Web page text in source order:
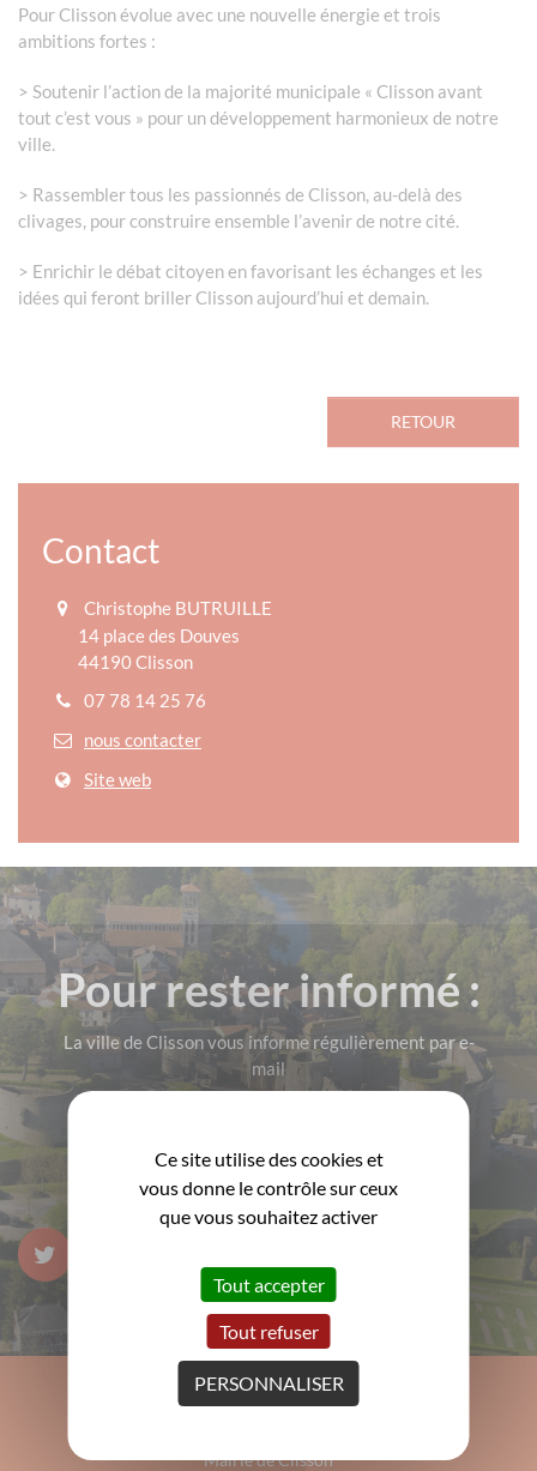
Pour Clisson évolue avec une nouvelle énergie et trois
ambitions fortes :
> Soutenir l’action de la majorité municipale « Clisson avant
tout c’est vous » pour un développement harmonieux de notre
ville.
> Rassembler tous les passionnés de Clisson, au-delà des
clivages, pour construire ensemble l’avenir de notre cité.
> Enrichir le débat citoyen en favorisant les échanges et les
idées qui feront briller Clisson aujourd’hui et demain.
RETOUR
Contact
Christophe BUTRUILLE
14 place des Douves
44190 Clisson
07 78 14 25 76
nous contacter
Site web
Pour rester informé :
La ville de Clisson vous informe régulièrement par e-
mail
Mairie de Clisson
Ce site utilise des cookies et
vous donne le contrôle sur ceux
que vous souhaitez activer
Tout accepter
Tout refuser
PERSONNALISER